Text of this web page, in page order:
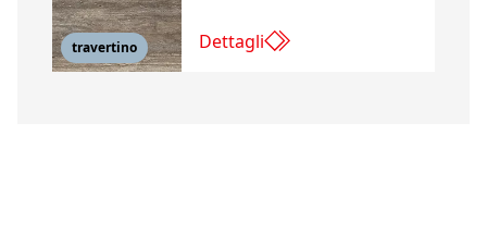
travertino Dettagli